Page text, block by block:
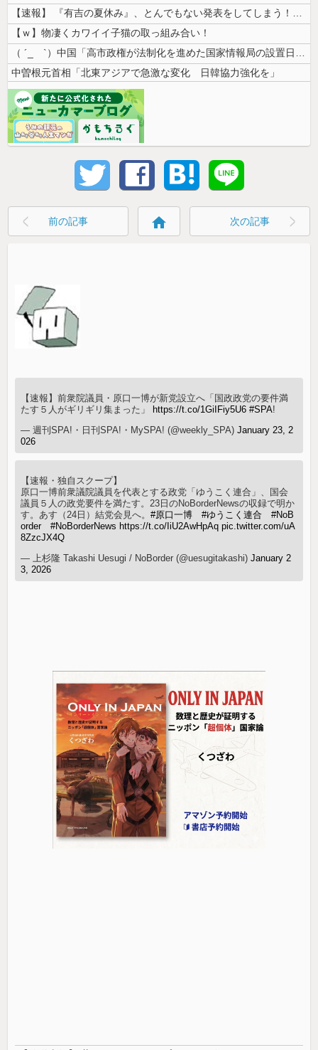
【速報】 『有吉の夏休み』、とんでもない発表をしてしまう！！！！！
【ｗ】物凄くカワイイ子猫の取っ組み合い！
（ ´_ゝ`）中国「高市政権が法制化を進めた国家情報局の設置日が7月3...
中曽根元首相「北東アジアで急激な変化 日韓協力強化を」
前の記事 home 次の記事
【速報】前衆院議員・原口一博が新党設立へ「国政政党の要件満
たす５人がギリギリ集まった」
https://t.co/1GiIFiy5U6 #SPA!
— 週刊SPA!・日刊SPA!・MySPA! (@weekly_SPA)January 23, 2
026
【速報・独自スクープ】
原口一博前衆議院議員を代表とする政党「ゆうこく連合」、国会
議員５人の政党要件を満たす。23日のNoBorderNewsの収録で明か
す。あす（24日）結党会見へ。#原口一博 #ゆうこく連合
#NoB
order
#NoBorderNews https://t.co/IiU2AwHpAq pic.twitter.com/uA
8ZzcJX4Q
— 上杉隆 Takashi Uesugi / NoBorder (@uesugitakashi)January 2
3, 2026